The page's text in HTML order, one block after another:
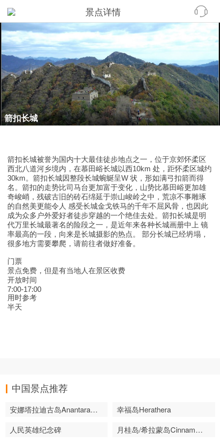
景点详情
箭扣长城
箭扣长城被誉为国内十大最佳徒步地点之一，位于京郊怀柔区
西北八道河乡境内，在慕田峪长城以西10km 处，距怀柔区城约
30km。箭扣长城因整段长城蜿蜒呈W 状，形如满弓扣箭而得
名。箭扣的走势比司马台更加富于变化，山势比慕田峪更加雄
奇峻峭，残破古旧的砖石绵延于崇山峻岭之中，荒凉不事雕琢
的自然美更能令人 感受长城金戈铁马的千年不屈风骨，也因此
成为众多户外爱好者徒步穿越的一个绝佳去处。箭扣长城是明
代万里长城最著名的险段之一，是近年来各种长城画册中上 镜
率最高的一段，向来是长城摄影的热点。 部分长城已经坍塌，
很多地方需要攀爬，请前往者做好准备。
门票
景点免费，但是有当地人在景区收费
开放时间
7:00-17:00
用时参考
半天
中国景点推荐
安娜塔拉迪古岛Anantara Dhigu
幸福岛Herathera
人民英雄纪念碑
月桂岛/希拉蒙岛Cinnamon Alidhoo